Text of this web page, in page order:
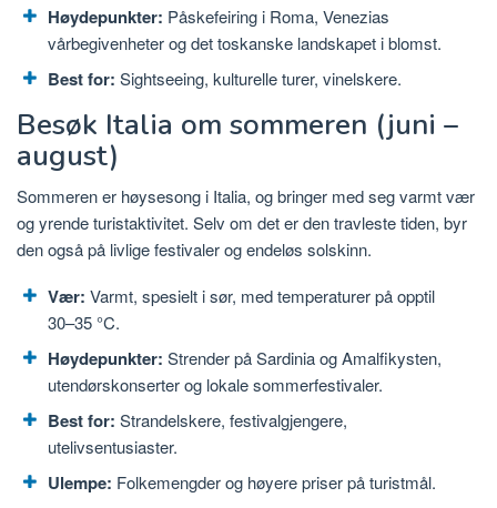
Høydepunkter: Påskefeiring i Roma, Venezias
vårbegivenheter og det toskanske landskapet i blomst.
Best for: Sightseeing, kulturelle turer, vinelskere.
Besøk Italia om sommeren (juni –
august)
Sommeren er høysesong i Italia, og bringer med seg varmt vær
og yrende turistaktivitet. Selv om det er den travleste tiden, byr
den også på livlige festivaler og endeløs solskinn.
Vær: Varmt, spesielt i sør, med temperaturer på opptil
30–35 °C.
Høydepunkter: Strender på Sardinia og Amalfikysten,
utendørskonserter og lokale sommerfestivaler.
Best for: Strandelskere, festivalgjengere,
utelivsentusiaster.
Ulempe: Folkemengder og høyere priser på turistmål.